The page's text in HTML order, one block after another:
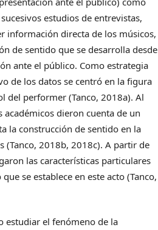
estudios de entrevistas,
información directa de los músicos,
de sentido que se desarrolla desde
ante el público. Como estrategia
de los datos se centró en la figura
del performer (Tanco, 2018a). Al
dieron cuenta de un
la construcción de sentido en la
(Tanco, 2018b, 2018c). A partir de
las características particulares
se establece en este acto (Tanco,
estudiar el fenómeno de la